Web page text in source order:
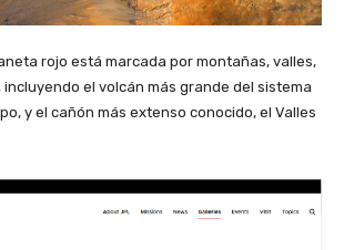
rojo está marcada por montañas, valles,
el volcán más grande del sistema
y el cañón más extenso conocido, el Valles